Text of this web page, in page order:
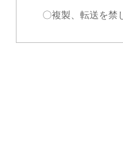
〇複製、転送を禁